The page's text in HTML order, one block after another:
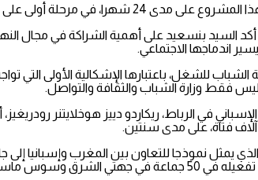
جهتي الشرق وسوس ماسة، على أن يتم بعد ذلك تعميمه على المستوى الوطني.
أكد السيد بنسعيد على أهمية الشراكة في مجال
اندماجها الاجتماعي.
فقط وزارة الشباب والثقافة والتواصل.
الإسباني في الرباط، ريكاردو دييز هوخلايتنر
مشاركة خمس جامعات ومراكز بحث.